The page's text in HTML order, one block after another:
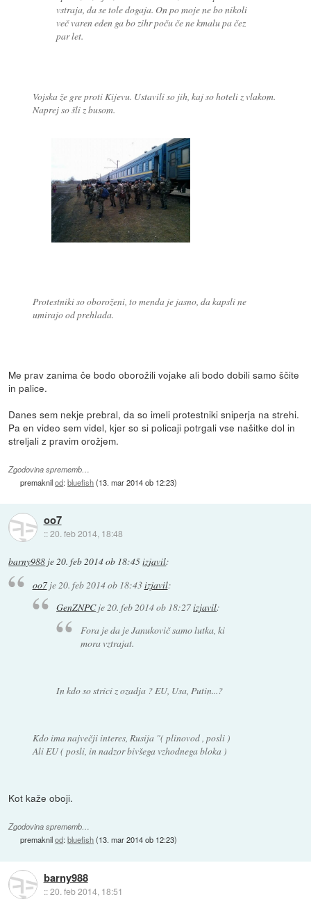
vstraja, da se tole dogaja. On po moje ne bo nikoli
več varen eden ga bo zihr poču če ne kmalu pa čez
par let.
Vojska že gre proti Kijevu. Ustavili so jih, kaj so hoteli z vlakom.
Naprej so šli z busom.
Protestniki so oboroženi, to menda je jasno, da kapsli ne
umirajo od prehlada.
Me prav zanima če bodo oborožili vojake ali bodo dobili samo ščite
in palice.
Danes sem nekje prebral, da so imeli protestniki sniperja na strehi.
Pa en video sem videl, kjer so si policaji potrgali vse našitke dol in
streljali z pravim orožjem.
Zgodovina sprememb…
premaknilod:bluefish(13. mar 2014 ob 12:23)
oo7
::20. feb 2014, 18:48
barny988 je20. feb 2014 ob 18:45izjavil:
oo7je 20. feb 2014 ob 18:43izjavil:
GenZNPCje20. feb 2014 ob 18:27izjavil:
Fora je da je Janukovič samo lutka, ki
mora vztrajat.
In kdo so strici z ozadja ? EU, Usa, Putin...?
Kdo ima največji interes, Rusija "( plinovod , posli )
Ali EU ( posli, in nadzor bivšega vzhodnega bloka )
Kot kaže oboji.
Zgodovina sprememb…
premaknilod:bluefish(13. mar 2014 ob 12:23)
barny988
::20. feb 2014, 18:51